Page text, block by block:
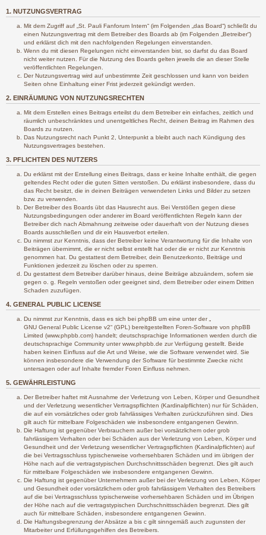
1. NUTZUNGSVERTRAG
Mit dem Zugriff auf „St. Pauli Fanforum Intern“ (im Folgenden „das Board“) schließt du
einen Nutzungsvertrag mit dem Betreiber des Boards ab (im Folgenden „Betreiber“)
und erklärst dich mit den nachfolgenden Regelungen einverstanden.
Wenn du mit diesen Regelungen nicht einverstanden bist, so darfst du das Board
nicht weiter nutzen. Für die Nutzung des Boards gelten jeweils die an dieser Stelle
veröffentlichten Regelungen.
Der Nutzungsvertrag wird auf unbestimmte Zeit geschlossen und kann von beiden
Seiten ohne Einhaltung einer Frist jederzeit gekündigt werden.
2. EINRÄUMUNG VON NUTZUNGSRECHTEN
Mit dem Erstellen eines Beitrags erteilst du dem Betreiber ein einfaches, zeitlich und
räumlich unbeschränktes und unentgeltliches Recht, deinen Beitrag im Rahmen des
Boards zu nutzen.
Das Nutzungsrecht nach Punkt 2, Unterpunkt a bleibt auch nach Kündigung des
Nutzungsvertrages bestehen.
3. PFLICHTEN DES NUTZERS
Du erklärst mit der Erstellung eines Beitrags, dass er keine Inhalte enthält, die gegen
geltendes Recht oder die guten Sitten verstoßen. Du erklärst insbesondere, dass du
das Recht besitzt, die in deinen Beiträgen verwendeten Links und Bilder zu setzen
bzw. zu verwenden.
Der Betreiber des Boards übt das Hausrecht aus. Bei Verstößen gegen diese
Nutzungsbedingungen oder anderer im Board veröffentlichten Regeln kann der
Betreiber dich nach Abmahnung zeitweise oder dauerhaft von der Nutzung dieses
Boards ausschließen und dir ein Hausverbot erteilen.
Du nimmst zur Kenntnis, dass der Betreiber keine Verantwortung für die Inhalte von
Beiträgen übernimmt, die er nicht selbst erstellt hat oder die er nicht zur Kenntnis
genommen hat. Du gestattest dem Betreiber, dein Benutzerkonto, Beiträge und
Funktionen jederzeit zu löschen oder zu sperren.
Du gestattest dem Betreiber darüber hinaus, deine Beiträge abzuändern, sofern sie
gegen o. g. Regeln verstoßen oder geeignet sind, dem Betreiber oder einem Dritten
Schaden zuzufügen.
4. GENERAL PUBLIC LICENSE
Du nimmst zur Kenntnis, dass es sich bei phpBB um eine unter der „
GNU General Public License v2“ (GPL) bereitgestellten Foren-Software von phpBB
Limited (www.phpbb.com) handelt; deutschsprachige Informationen werden durch die
deutschsprachige Community unter www.phpbb.de zur Verfügung gestellt. Beide
haben keinen Einfluss auf die Art und Weise, wie die Software verwendet wird. Sie
können insbesondere die Verwendung der Software für bestimmte Zwecke nicht
untersagen oder auf Inhalte fremder Foren Einfluss nehmen.
5. GEWÄHRLEISTUNG
Der Betreiber haftet mit Ausnahme der Verletzung von Leben, Körper und Gesundheit
und der Verletzung wesentlicher Vertragspflichten (Kardinalpflichten) nur für Schäden,
die auf ein vorsätzliches oder grob fahrlässiges Verhalten zurückzuführen sind. Dies
gilt auch für mittelbare Folgeschäden wie insbesondere entgangenen Gewinn.
Die Haftung ist gegenüber Verbrauchern außer bei vorsätzlichem oder grob
fahrlässigem Verhalten oder bei Schäden aus der Verletzung von Leben, Körper und
Gesundheit und der Verletzung wesentlicher Vertragspflichten (Kardinalpflichten) auf
die bei Vertragsschluss typischerweise vorhersehbaren Schäden und im übrigen der
Höhe nach auf die vertragstypischen Durchschnittsschäden begrenzt. Dies gilt auch
für mittelbare Folgeschäden wie insbesondere entgangenen Gewinn.
Die Haftung ist gegenüber Unternehmern außer bei der Verletzung von Leben, Körper
und Gesundheit oder vorsätzlichem oder grob fahrlässigem Verhalten des Betreibers
auf die bei Vertragsschluss typischerweise vorhersehbaren Schäden und im Übrigen
der Höhe nach auf die vertragstypischen Durchschnittsschäden begrenzt. Dies gilt
auch für mittelbare Schäden, insbesondere entgangenen Gewinn.
Die Haftungsbegrenzung der Absätze a bis c gilt sinngemäß auch zugunsten der
Mitarbeiter und Erfüllungsgehilfen des Betreibers.